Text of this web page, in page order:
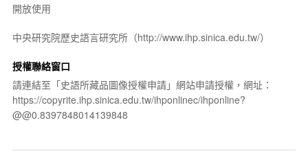
開放使用
中央研究院歷史語言研究所（http://www.ihp.sinica.edu.tw/）
授權聯絡窗口
請連結至「史語所藏品圖像授權申請」網站申請授權，網址：
https://copyrite.ihp.sinica.edu.tw/ihponlinec/ihponline?
@@0.8397848014139848